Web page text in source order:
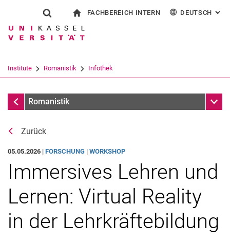
Springe direkt zu: Inhalt
Springe direkt zu: Suche
Springe direkt zu:
Suchformular
Suchbegriff
Suchen (öffnet externen Link in einem
FACHBEREICH INTERN DEUTSCH :
Institute Romanistik Infothek
Meldungen
Romanistik
Zurück
05.05.2026 | FORSCHUNG | WORKSHOP
Immersives Lehren und
Lernen: Virtual Reality
in der Lehrkräftebildung